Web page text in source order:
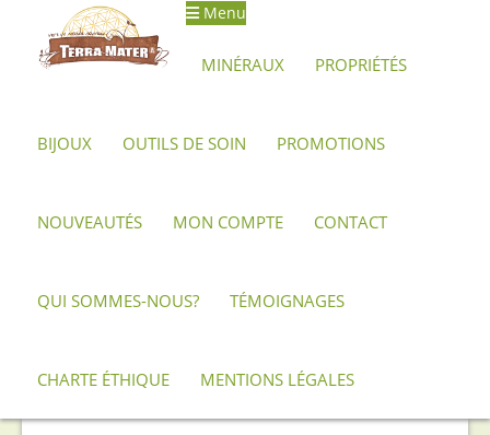
Aller
Aller
au
Menu
MINÉRAUX PROPRIÉTÉS
BIJOUX OUTILS DE SOIN PROMOTIONS
NOUVEAUTÉS MON COMPTE CONTACT
QUI SOMMES-NOUS? TÉMOIGNAGES
CHARTE ÉTHIQUE MENTIONS LÉGALES
Accueil Minéraux, pierres et cristaux Vanadinite